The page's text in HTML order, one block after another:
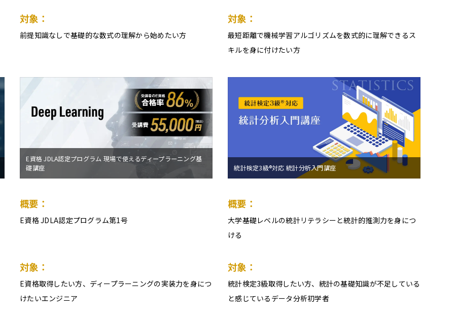
対象：
前提知識なしで基礎的な数式の理解から始めたい方
対象：
最短距離で機械学習アルゴリズムを数式的に理解できるス
キルを身に付けたい方
E資格 JDLA認定プログラム 現場で使えるディープラーニング基
礎講座
概要：
E資格 JDLA認定プログラム第1号
対象：
E資格取得したい方、ディープラーニングの実装力を身につ
けたいエンジニア
統計検定3級®対応 統計分析入門講座
概要：
大学基礎レベルの統計リテラシーと統計的推測力を身につ
ける
対象：
統計検定3級取得したい方、統計の基礎知識が不足している
と感じているデータ分析初学者